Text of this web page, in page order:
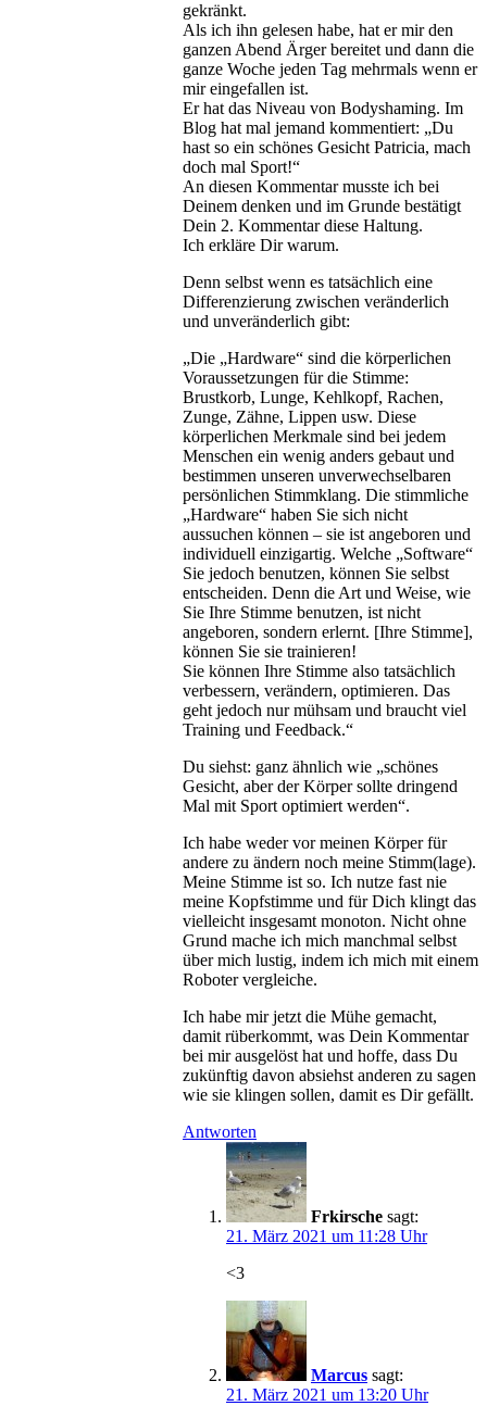
gekränkt.
Als ich ihn gelesen habe, hat er mir den
ganzen Abend Ärger bereitet und dann die
ganze Woche jeden Tag mehrmals wenn er
mir eingefallen ist.
Er hat das Niveau von Bodyshaming. Im
Blog hat mal jemand kommentiert: „Du
hast so ein schönes Gesicht Patricia, mach
doch mal Sport!“
An diesen Kommentar musste ich bei
Deinem denken und im Grunde bestätigt
Dein 2. Kommentar diese Haltung.
Ich erkläre Dir warum.
Denn selbst wenn es tatsächlich eine
Differenzierung zwischen veränderlich
und unveränderlich gibt:
„Die „Hardware“ sind die körperlichen
Voraussetzungen für die Stimme:
Brustkorb, Lunge, Kehlkopf, Rachen,
Zunge, Zähne, Lippen usw. Diese
körperlichen Merkmale sind bei jedem
Menschen ein wenig anders gebaut und
bestimmen unseren unverwechselbaren
persönlichen Stimmklang. Die stimmliche
„Hardware“ haben Sie sich nicht
aussuchen können – sie ist angeboren und
individuell einzigartig. Welche „Software“
Sie jedoch benutzen, können Sie selbst
entscheiden. Denn die Art und Weise, wie
Sie Ihre Stimme benutzen, ist nicht
angeboren, sondern erlernt. [Ihre Stimme],
können Sie sie trainieren!
Sie können Ihre Stimme also tatsächlich
verbessern, verändern, optimieren. Das
geht jedoch nur mühsam und braucht viel
Training und Feedback.“
Du siehst: ganz ähnlich wie „schönes
Gesicht, aber der Körper sollte dringend
Mal mit Sport optimiert werden“.
Ich habe weder vor meinen Körper für
andere zu ändern noch meine Stimm(lage).
Meine Stimme ist so. Ich nutze fast nie
meine Kopfstimme und für Dich klingt das
vielleicht insgesamt monoton. Nicht ohne
Grund mache ich mich manchmal selbst
über mich lustig, indem ich mich mit einem
Roboter vergleiche.
Ich habe mir jetzt die Mühe gemacht,
damit rüberkommt, was Dein Kommentar
bei mir ausgelöst hat und hoffe, dass Du
zukünftig davon absiehst anderen zu sagen
wie sie klingen sollen, damit es Dir gefällt.
Antworten
Frkirsche sagt:
21. März 2021 um 11:28 Uhr
<3
Marcus sagt:
21. März 2021 um 13:20 Uhr